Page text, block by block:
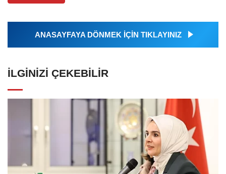
ANASAYFAYA DÖNMEK İÇİN TIKLAYINIZ
İLGINIZI ÇEKEBILIR